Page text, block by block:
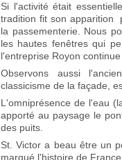
Si l'activité était
tradition fit son apparition
la passementerie. Nous
les hautes fenêtres qui
l'entreprise Royon
Observons aussi
classicisme de la façade,
L'omniprésence de l'eau
apporté au paysage le
des puits.
St. Victor a beau être un
marqué l'histoire de